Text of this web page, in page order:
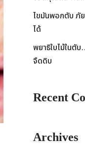
ไขมันพอกตับ ภั
ได้
พยาธิใบไม้ในตั
จืดดิบ
Recent
Archives